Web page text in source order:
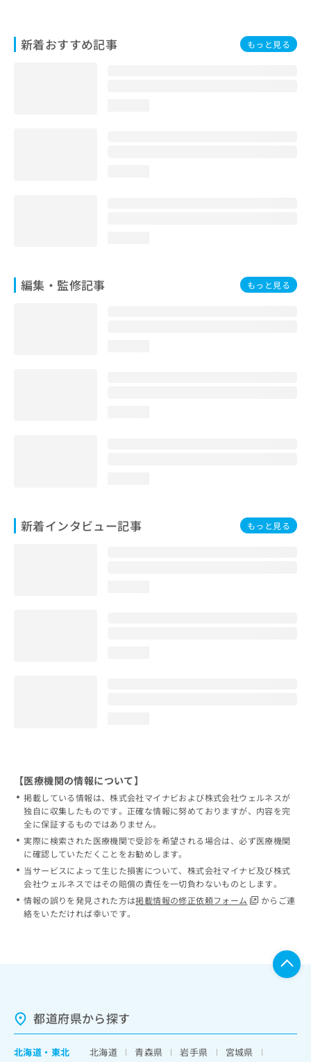
新着おすすめ記事 もっと見る
編集・監修記事 もっと見る
新着インタビュー記事 もっと見る
い
合
【医療機関の情報について】
掲載している情報は、株式会社マイナビおよび株式会社ウェルネスが
独自に収集したものです。正確な情報に努めておりますが、内容を完
全に保証するものではありません。
実際に検索された医療機関で受診を希望される場合は、必ず医療機関
に確認していただくことをお勧めします。
当サービスによって生じた損害について、株式会社マイナビ及び株式
会社ウェルネスではその賠償の責任を一切負わないものとします。
情報の誤りを発見された方は掲載情報の修正依頼フォーム
からご連
絡をいただければ幸いです。
都道府県から探す
北海道 ・ 東北 北海道 青森県 岩手県
宮城県